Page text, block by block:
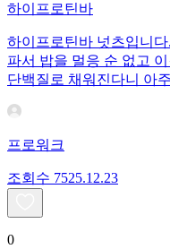
하이프로틴바
하이프로틴바 넛츠입니
파서 밥을 멀응 순 없고
단백질로 채워진다니 아
프로워크
조회수 7525.12.23
0